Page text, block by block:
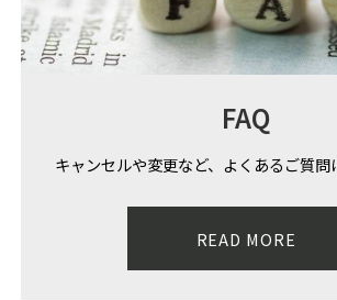
FAQ
キャンセルや変更など、よくあるご質問
READ MORE